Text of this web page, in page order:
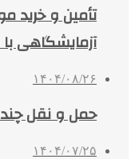
تأمین و خرید
آزمایشگاهی
۱۴۰۴/۰۸/۲۶
حمل و نقل
۱۴۰۴/۰۷/۲۵